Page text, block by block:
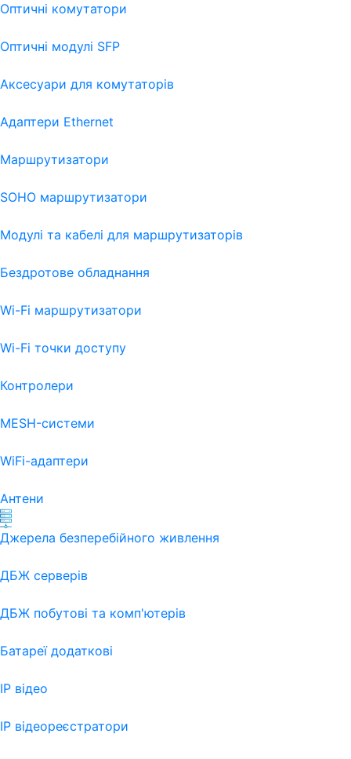
Оптичні комутатори
Оптичні модулі SFP
Аксесуари для комутаторів
Адаптери Ethernet
Маршрутизатори
SOHO маршрутизатори
Модулі та кабелі для маршрутизаторів
Бездротове обладнання
Wi-Fi маршрутизатори
Wi-Fi точки доступу
Контролери
MESH-системи
WiFi-адаптери
Антени
Джерела безперебійного живлення
ДБЖ серверів
ДБЖ побутові та комп'ютерів
Батареї додаткові
IP відео
IP відеореєстратори